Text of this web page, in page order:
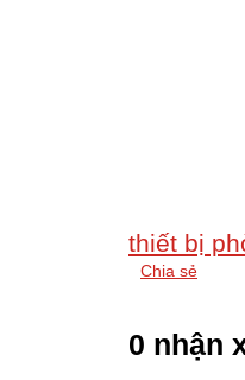
thiết bị
Chia sẻ
0 nhận